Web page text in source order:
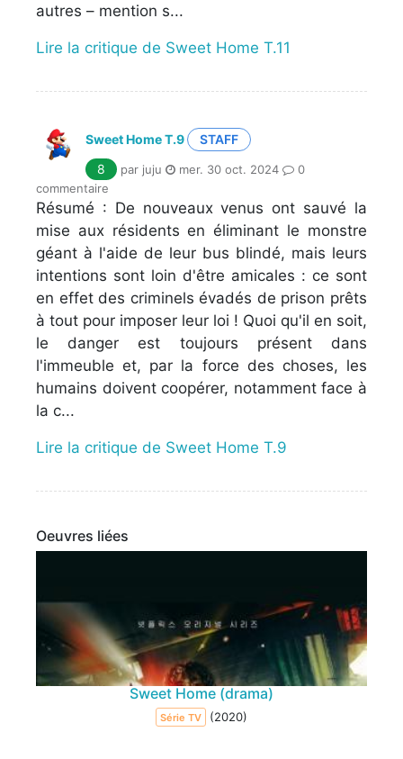
autres – mention s...
Lire la critique de Sweet Home T.11
Sweet Home T.9
STAFF
8
par juju mer. 30 oct. 2024
0
commentaire
Résumé : De nouveaux venus ont sauvé la
mise aux résidents en éliminant le monstre
géant à l'aide de leur bus blindé, mais leurs
intentions sont loin d'être amicales : ce sont
en effet des criminels évadés de prison prêts
à tout pour imposer leur loi ! Quoi qu'il en soit,
le danger est toujours présent dans
l'immeuble et, par la force des choses, les
humains doivent coopérer, notamment face à
la c...
Lire la critique de Sweet Home T.9
Oeuvres liées
Sweet Home (drama)
Série TV (2020)